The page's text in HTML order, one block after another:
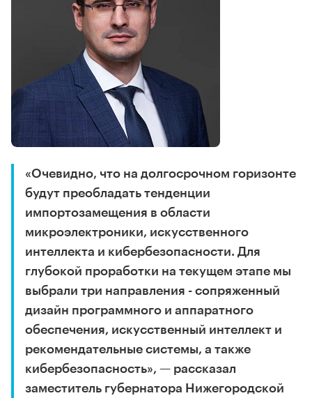
«Очевидно, что на долгосрочном горизонте
будут преобладать тенденции
импортозамещения в области
микроэлектроники, искусственного
интеллекта и кибербезопасности. Для
глубокой проработки на текущем этапе мы
выбрали три направления - сопряженный
дизайн программного и аппаратного
обеспечения, искусственный интеллект и
рекомендательные системы, а также
кибербезопасность», — рассказал
заместитель губернатора Нижегородской